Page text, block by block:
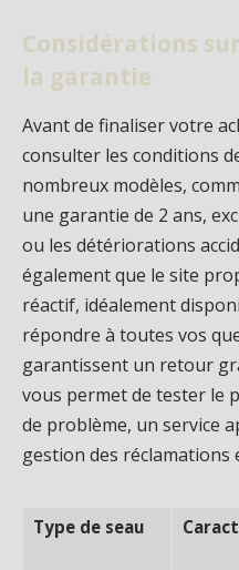
Considérations
la garantie
Avant de finaliser votre
consulter les conditions
nombreux modèles,
une garantie de 2 ans,
ou les détériorations
également que le site
réactif, idéalement
répondre à toutes vos
garantissent un retour
vous permet de tester le
de problème, un service
gestion des réclamations
Type de seau